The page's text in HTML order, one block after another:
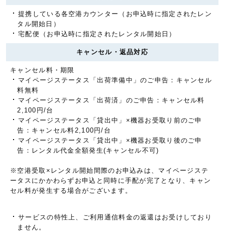
提携している各空港カウンター（お申込時に指定されたレン
タル開始日）
宅配便（お申込時に指定されたレンタル開始日）
キャンセル・返品対応
キャンセル料・期限
マイページステータス「出荷準備中」のご申告：キャンセル
料無料
マイページステータス「出荷済」のご申告：キャンセル料
2,100円/台
マイページステータス「貸出中」×機器お受取り前のご申
告：キャンセル料2,100円/台
マイページステータス「貸出中」×機器お受取り後のご申
告：レンタル代金全額発生(キャンセル不可)
※空港受取×レンタル開始間際のお申込みは、マイページステ
ータスにかかわらずお申込と同時に手配が完了となり、キャン
セル料が発生する場合がございます。
サービスの特性上、ご利用通信料金の返還はお受けしており
ません。